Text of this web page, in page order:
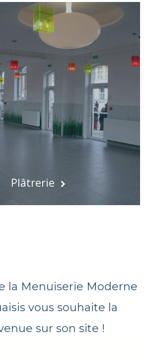
Plâtrerie
la Menuiserie Moderne
vous souhaite la
sur son site !